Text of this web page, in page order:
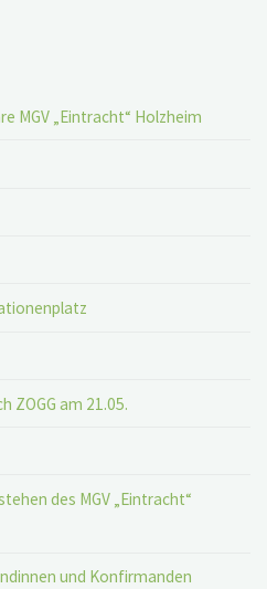
MGV „Eintracht“ Holzheim
ZOGG am 21.05.
des MGV „Eintracht“
und Konfirmanden